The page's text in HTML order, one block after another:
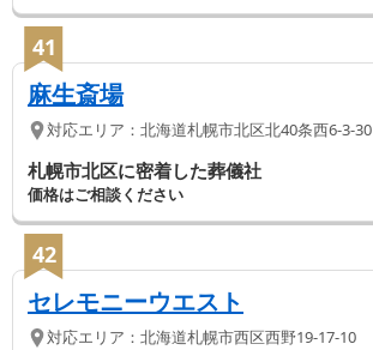
41
麻生斎場
対応エリア： 北海道札幌市北区北40条西6-3-30
札幌市北区に密着した葬儀社
価格はご相談ください
42
セレモニーウエスト
対応エリア： 北海道札幌市西区西野19-17-10